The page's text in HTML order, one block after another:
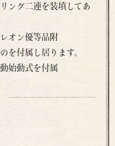
ング二連を装填してあ
オン優等品附
を付属し居ります。
始動式を付属